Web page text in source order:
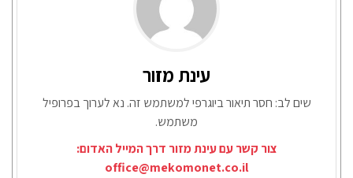
עינת מזור
שים לב: חסר תיאור ביוגרפי למשתמש זה. נא לערוך בפרופיל
משתמש.
צור קשר עם עינת מזור דרך המייל האדום:
office@mekomonet.co.il